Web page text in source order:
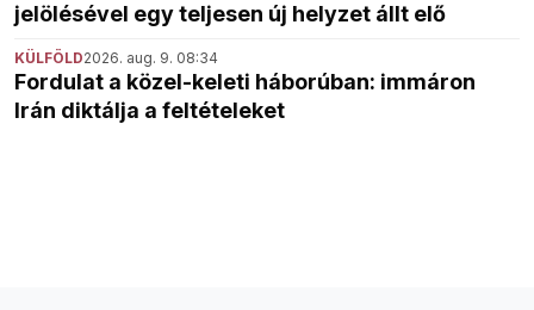
jelölésével egy teljesen új helyzet állt elő
KÜLFÖLD2026. aug. 9. 08:34
Fordulat a közel-keleti háborúban: immáron
Irán diktálja a feltételeket